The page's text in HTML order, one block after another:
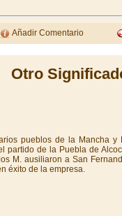
Añadir Comentario
Otro
pueblos de la Mancha y
partido de la Puebla de
M. ausiliaron a San
éxito de la empresa.